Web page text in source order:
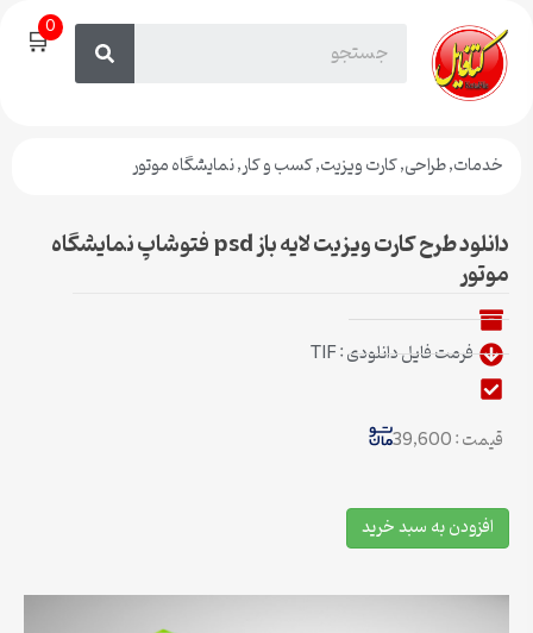
🛒0
خدمات,طراحی,کارت ویزیت,کسب و کار,نمایشگاه موتور
دانلود طرح کارت ویزیت لایه باز psd فتوشاپ نمایشگاه
موتور
فرمت فایل دانلودی : TIF
قیمت : 39,600
افزودن به سبد خرید